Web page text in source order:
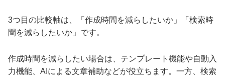
3つ目の比較軸は、「作成時間を減らしたいか」「検索時
間を減らしたいか」です。
作成時間を減らしたい場合は、テンプレート機能や自動入
力機能、AIによる文章補助などが役立ちます。一方、検索